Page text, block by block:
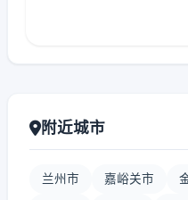
附近城市
兰州市 嘉峪关市